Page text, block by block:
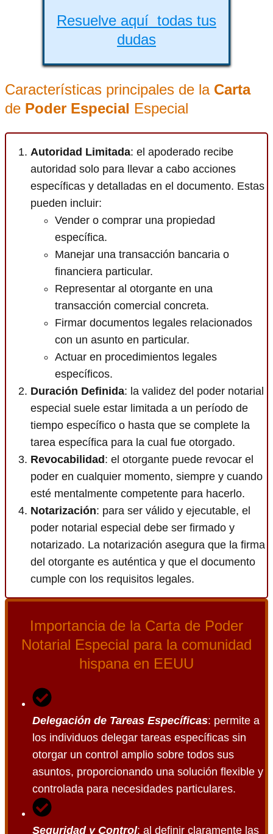
Resuelve aquí todas tus
dudas
Características principales de la Carta
de Poder Especial Especial
Autoridad Limitada: el apoderado recibe
autoridad solo para llevar a cabo acciones
específicas y detalladas en el documento. Estas
pueden incluir:
Vender o comprar una propiedad
específica.
Manejar una transacción bancaria o
financiera particular.
Representar al otorgante en una
transacción comercial concreta.
Firmar documentos legales relacionados
con un asunto en particular.
Actuar en procedimientos legales
específicos.
Duración Definida: la validez del poder notarial
especial suele estar limitada a un período de
tiempo específico o hasta que se complete la
tarea específica para la cual fue otorgado.
Revocabilidad: el otorgante puede revocar el
poder en cualquier momento, siempre y cuando
esté mentalmente competente para hacerlo.
Notarización: para ser válido y ejecutable, el
poder notarial especial debe ser firmado y
notarizado. La notarización asegura que la firma
del otorgante es auténtica y que el documento
cumple con los requisitos legales.
Importancia de la Carta de Poder
Notarial Especial para la comunidad
hispana en EEUU
Delegación de Tareas Específicas: permite a
los individuos delegar tareas específicas sin
otorgar un control amplio sobre todos sus
asuntos, proporcionando una solución flexible y
controlada para necesidades particulares.
Seguridad y Control: al definir claramente las